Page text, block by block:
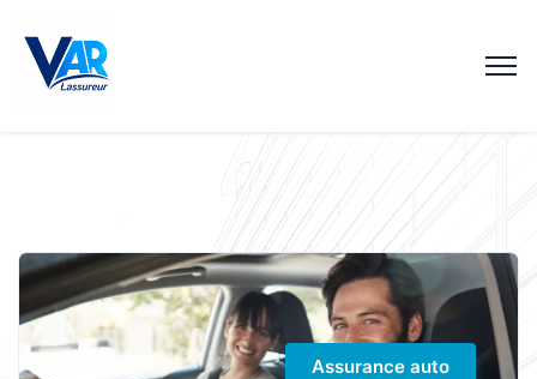
Assurance auto